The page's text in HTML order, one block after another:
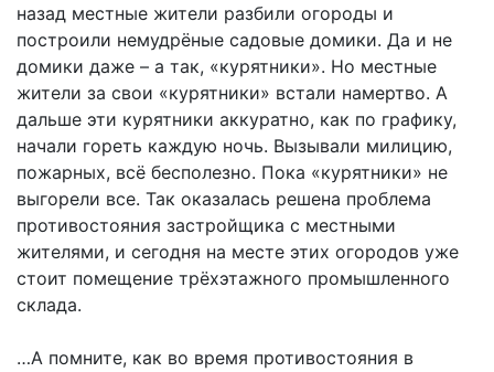
назад местные жители разбили огороды и
построили немудрёные садовые домики. Да и не
домики даже – а так, «курятники». Но местные
жители за свои «курятники» встали намертво. А
дальше эти курятники аккуратно, как по графику,
начали гореть каждую ночь. Вызывали милицию,
пожарных, всё бесполезно. Пока «курятники» не
выгорели все. Так оказалась решена проблема
противостояния застройщика с местными
жителями, и сегодня на месте этих огородов уже
стоит помещение трёхэтажного промышленного
склада.
…А помните, как во время противостояния в